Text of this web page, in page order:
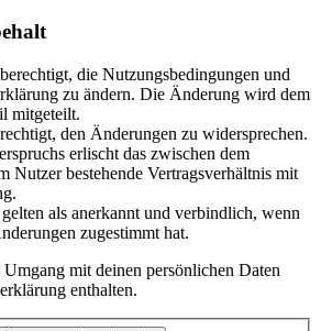
die Nutzungsbedingungen und
zu ändern. Die Änderung wird dem
mitgeteilt.
den Änderungen zu widersprechen.
erlischt das zwischen dem
Nutzer bestehende Vertragsverhältnis mit
als anerkannt und verbindlich, wenn
zugestimmt hat.
mit deinen persönlichen Daten
enthalten.